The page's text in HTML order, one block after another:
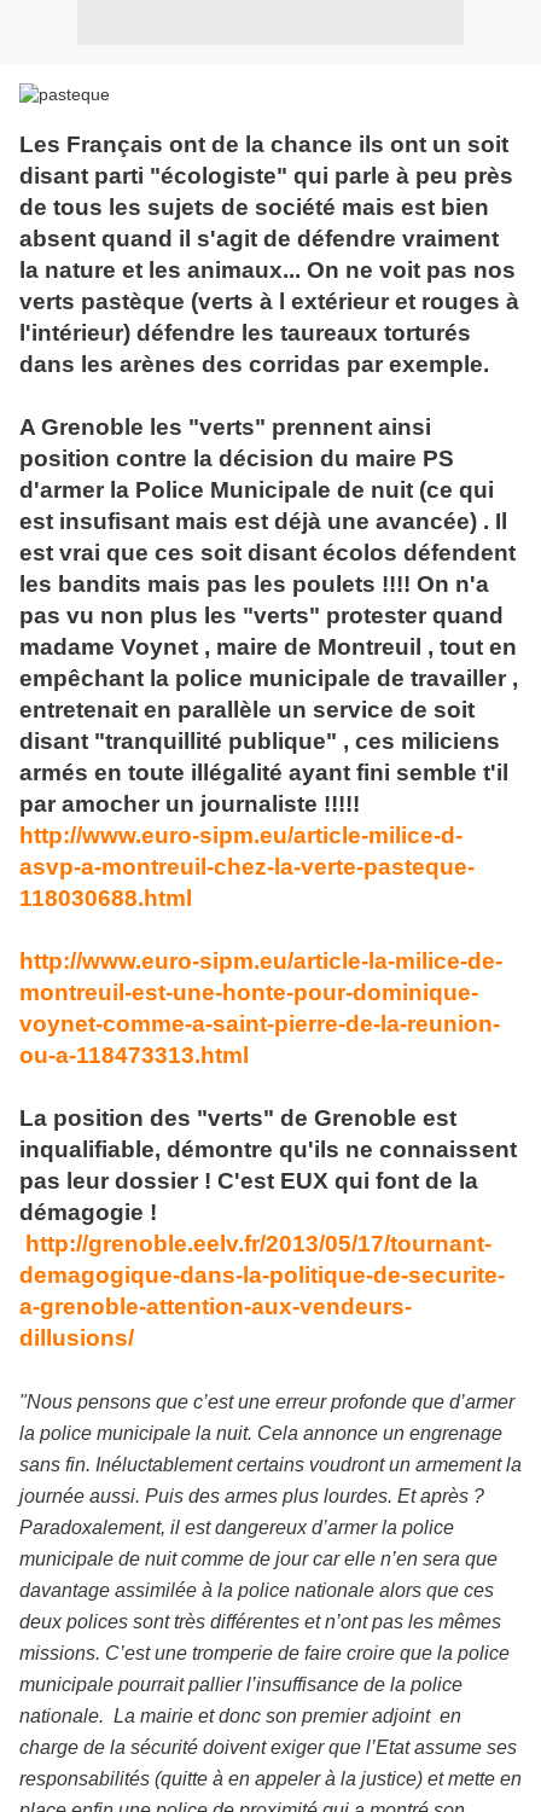
Les Français ont de la chance ils ont un soit
disant parti "écologiste" qui parle à peu près
de tous les sujets de société mais est bien
absent quand il s'agit de défendre vraiment
la nature et les animaux... On ne voit pas nos
verts pastèque (verts à l extérieur et rouges à
l'intérieur) défendre les taureaux torturés
dans les arènes des corridas par exemple.
A Grenoble les "verts" prennent ainsi
position contre la décision du maire PS
d'armer la Police Municipale de nuit (ce qui
est insufisant mais est déjà une avancée) . Il
est vrai que ces soit disant écolos défendent
les bandits mais pas les poulets !!!! On n'a
pas vu non plus les "verts" protester quand
madame Voynet , maire de Montreuil , tout en
empêchant la police municipale de travailler ,
entretenait en parallèle un service de soit
disant "tranquillité publique" , ces miliciens
armés en toute illégalité ayant fini semble t'il
par amocher un journaliste !!!!!
http://www.euro-sipm.eu/article-milice-d-
asvp-a-montreuil-chez-la-verte-pasteque-
118030688.html
http://www.euro-sipm.eu/article-la-milice-de-
montreuil-est-une-honte-pour-dominique-
voynet-comme-a-saint-pierre-de-la-reunion-
ou-a-118473313.html
La position des "verts" de Grenoble est
inqualifiable, démontre qu'ils ne connaissent
pas leur dossier ! C'est EUX qui font de la
démagogie !
http://grenoble.eelv.fr/2013/05/17/tournant-
demagogique-dans-la-politique-de-securite-
a-grenoble-attention-aux-vendeurs-
dillusions/
"Nous pensons que c’est une erreur profonde que d’armer
la police municipale la nuit. Cela annonce un engrenage
sans fin. Inéluctablement certains voudront un armement la
journée aussi. Puis des armes plus lourdes. Et après ?
Paradoxalement, il est dangereux d’armer la police
municipale de nuit comme de jour car elle n’en sera que
davantage assimilée à la police nationale alors que ces
deux polices sont très différentes et n’ont pas les mêmes
missions. C’est une tromperie de faire croire que la police
municipale pourrait pallier l’insuffisance de la police
nationale. La mairie et donc son premier adjoint en
charge de la sécurité doivent exiger que l’Etat assume ses
responsabilités (quitte à en appeler à la justice) et mette en